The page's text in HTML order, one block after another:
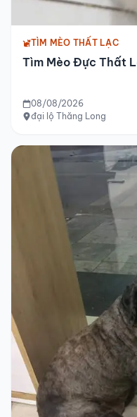
TÌM MÈO THẤT LẠC
Tìm Mèo Đực Thất
08/08/2026
đại lộ Thăng Long